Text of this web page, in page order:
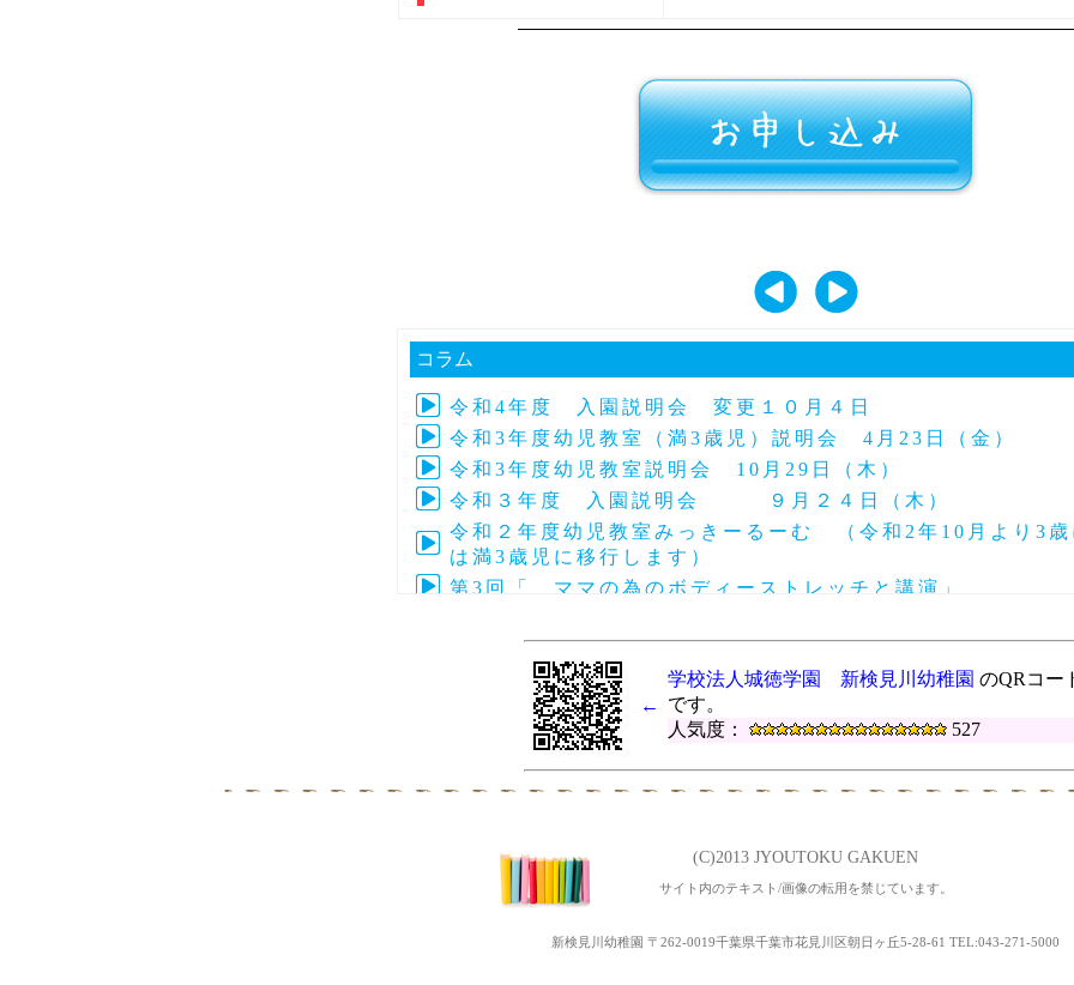
コラム
令和4年度 入園説明会 変更１０月４日
令和3年度幼児教室（満3歳児）説明会 4月23日（金）
令和3年度幼児教室説明会 10月29日（木）
令和３年度 入園説明会 ９月２４日（木）
令和２年度幼児教室みっきーるーむ （令和2年10月より3歳
は満3歳児に移行します）
第3回「 ママの為のボディーストレッチと講演」
令和元年度 第28回～33回にこにこ幼稚園（園庭開放）
第5回ぴょぴょ３Ｂベビーマッサージ11月28日
第3回地域交流「ポニーと遊ぼう」 １１月５日（火）
第4回ぴょぴょ３Ｂベビーマッサージ10月16日
令和２年度幼児教室みっきーるーむ 説明会10月11日
平成31年度 第１６回～２０回にこにこ幼稚園（園庭開放）
←
学校法人城徳学園 新検見川幼稚園 のQRコー
です。
人気度：
527
(C)2013 JYOUTOKU GAKUEN
サイト内のテキスト/画像の転用を禁じています。
新検見川幼稚園 〒262-0019千葉県千葉市花見川区朝日ヶ丘5-28-61 TEL:043-271-5000